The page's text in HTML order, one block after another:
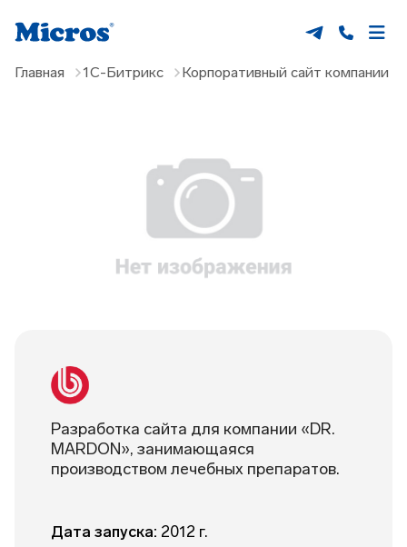
Главная 1С-Битрикс Корпоративный сайт компании
Разработка сайта для компании «DR.
MARDON», занимающаяся
производством лечебных препаратов.
Дата запуска: 2012 г.